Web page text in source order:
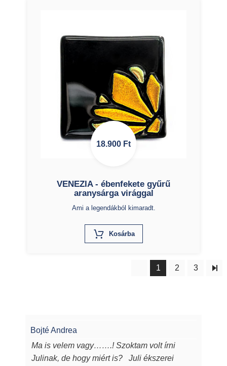
18.900 Ft
VENEZIA - ébenfekete gyűrű
aranysárga virággal
Ami a legendákból kimaradt.
KosárbaX
1 2 3
Bojté Andrea
Ma is velem vagy…….! Szoktam volt írni
Julinak, de hogy miért is? Juli ékszerei